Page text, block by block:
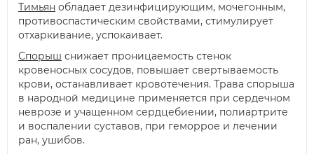
Тимьян обладает дезинфицирующим, мочегонным,
противоспастическим свойствами, стимулирует
отхаркивание, успокаивает.
Спорыш снижает проницаемость стенок
кровеносных сосудов, повышает свертываемость
крови, останавливает кровотечения. Трава спорыша
в народной медицине применяется при сердечном
неврозе и учащенном сердцебиении, полиартрите
и воспалении суставов, при геморрое и лечении
ран, ушибов.